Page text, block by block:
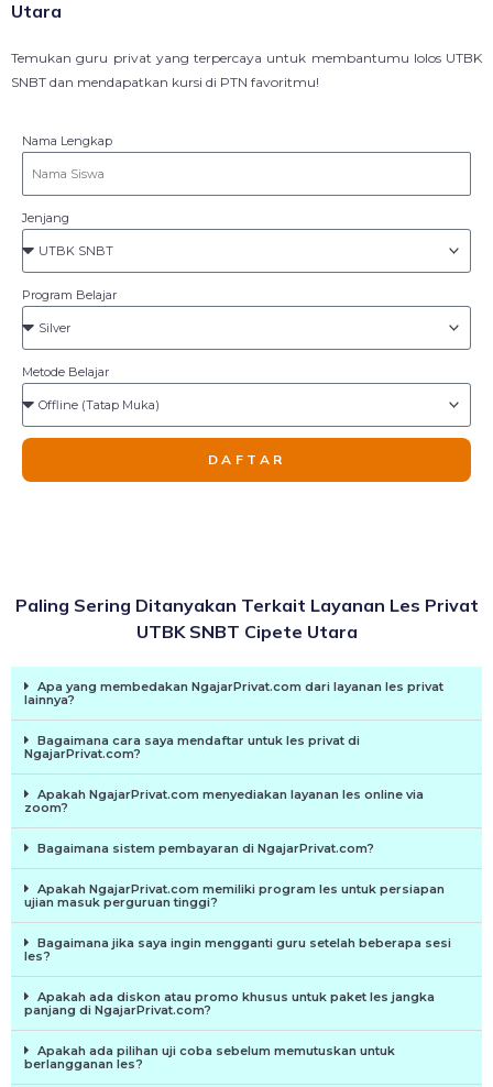
Utara
Temukan guru privat yang terpercaya untuk membantumu lolos UTBK
SNBT dan mendapatkan kursi di PTN favoritmu!
Nama Lengkap
Jenjang
Program Belajar
Metode Belajar
DAFTAR
Paling Sering Ditanyakan Terkait Layanan Les Privat
UTBK SNBT Cipete Utara
Apa yang membedakan NgajarPrivat.com dari layanan les privat
lainnya?
Bagaimana cara saya mendaftar untuk les privat di
NgajarPrivat.com?
Apakah NgajarPrivat.com menyediakan layanan les online via
zoom?
Bagaimana sistem pembayaran di NgajarPrivat.com?
Apakah NgajarPrivat.com memiliki program les untuk persiapan
ujian masuk perguruan tinggi?
Bagaimana jika saya ingin mengganti guru setelah beberapa sesi
les?
Apakah ada diskon atau promo khusus untuk paket les jangka
panjang di NgajarPrivat.com?
Apakah ada pilihan uji coba sebelum memutuskan untuk
berlangganan les?